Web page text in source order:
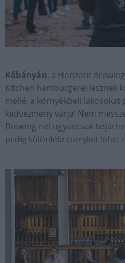
Kőbányán, a Horizont
Kitchen hamburgerei lesznek
mellé, a környékbeli lakosokat
kedvezmény várja! Nem
Brewing-nél ugyancsak
pedig különféle curryket lehet